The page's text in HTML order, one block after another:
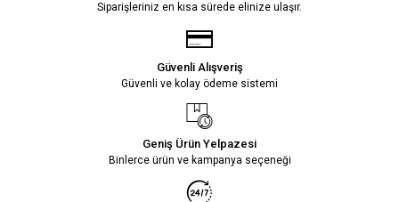
Siparişleriniz en kısa sürede elinize ulaşır.
Güvenli Alışveriş
Güvenli ve kolay ödeme sistemi
Geniş Ürün Yelpazesi
Binlerce ürün ve kampanya seçeneği